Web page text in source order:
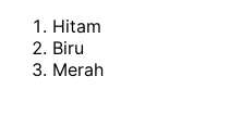
Hitam
Biru
Merah